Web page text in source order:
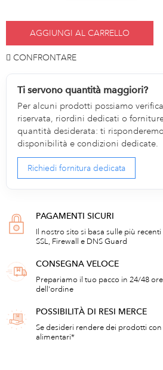
AGGIUNGI AL CARRELLO
CONFRONTARE
Ti servono quantità maggiori?
Per alcuni prodotti possiamo
riservata, riordini dedicati o
quantità desiderata: ti
disponibilità e condizioni dedicate.
Richiedi fornitura dedicata
PAGAMENTI SICURI
Il nostro sito si basa sulle più
SSL, Firewall e DNS Guard
CONSEGNA VELOCE
Prepariamo il tuo pacco in 24/48
dell'ordine
POSSIBILITÀ DI RESI MERCE
Se desideri rendere dei prodotti
alimentari*